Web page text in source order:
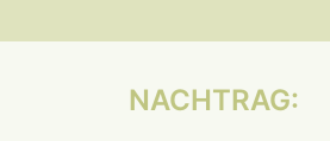
NACHTRAG: